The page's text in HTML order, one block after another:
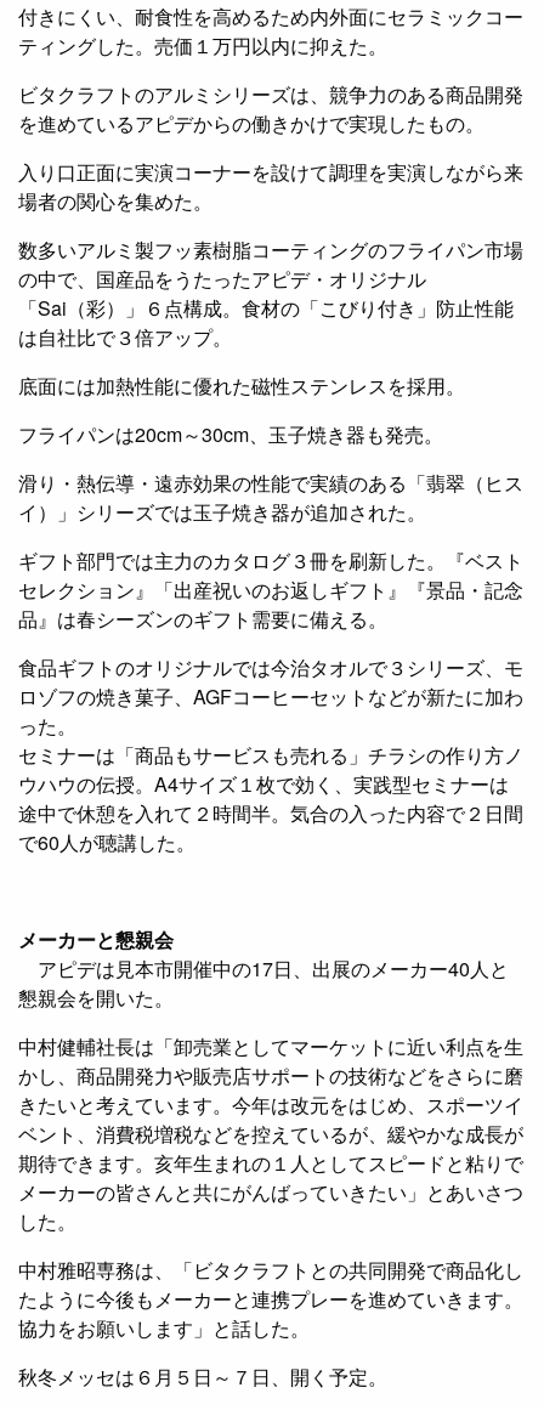
付きにくい、耐食性を高めるため内外面にセラミックコー
ティングした。売価１万円以内に抑えた。
ビタクラフトのアルミシリーズは、競争力のある商品開発
を進めているアピデからの働きかけで実現したもの。
入り口正面に実演コーナーを設けて調理を実演しながら来
場者の関心を集めた。
数多いアルミ製フッ素樹脂コーティングのフライパン市場
の中で、国産品をうたったアピデ・オリジナル
「Sai（彩）」６点構成。食材の「こびり付き」防止性能
は自社比で３倍アップ。
底面には加熱性能に優れた磁性ステンレスを採用。
フライパンは20cm～30cm、玉子焼き器も発売。
滑り・熱伝導・遠赤効果の性能で実績のある「翡翠（ヒス
イ）」シリーズでは玉子焼き器が追加された。
ギフト部門では主力のカタログ３冊を刷新した。『ベスト
セレクション』「出産祝いのお返しギフト』『景品・記念
品』は春シーズンのギフト需要に備える。
食品ギフトのオリジナルでは今治タオルで３シリーズ、モ
ロゾフの焼き菓子、AGFコーヒーセットなどが新たに加わ
った。
セミナーは「商品もサービスも売れる」チラシの作り方ノ
ウハウの伝授。A4サイズ１枚で効く、実践型セミナーは
途中で休憩を入れて２時間半。気合の入った内容で２日間
で60人が聴講した。
メーカーと懇親会
アピデは見本市開催中の17日、出展のメーカー40人と
懇親会を開いた。
中村健輔社長は「卸売業としてマーケットに近い利点を生
かし、商品開発力や販売店サポートの技術などをさらに磨
きたいと考えています。今年は改元をはじめ、スポーツイ
ベント、消費税増税などを控えているが、緩やかな成長が
期待できます。亥年生まれの１人としてスピードと粘りで
メーカーの皆さんと共にがんばっていきたい」とあいさつ
した。
中村雅昭専務は、「ビタクラフトとの共同開発で商品化し
たように今後もメーカーと連携プレーを進めていきます。
協力をお願いします」と話した。
秋冬メッセは６月５日～７日、開く予定。